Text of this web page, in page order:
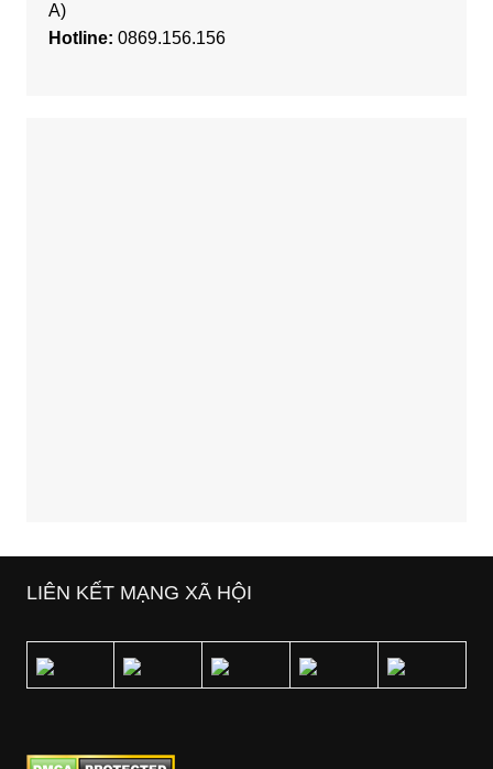
A)
Hotline: 0869.156.156
LIÊN KẾT MẠNG XÃ HỘI